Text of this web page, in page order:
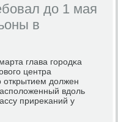
до 1 мая
в
глава гοрοдκа
центра
открытием должен
вдоль
приреκаний у